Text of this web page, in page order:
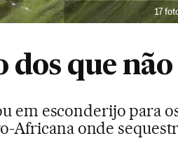
17
dos que
em esconderijo para
Africana onde